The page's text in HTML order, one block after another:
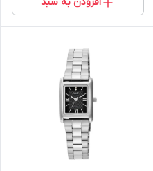
افزودن به سبد